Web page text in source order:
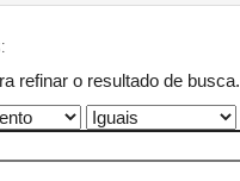
refinar o resultado de busca.